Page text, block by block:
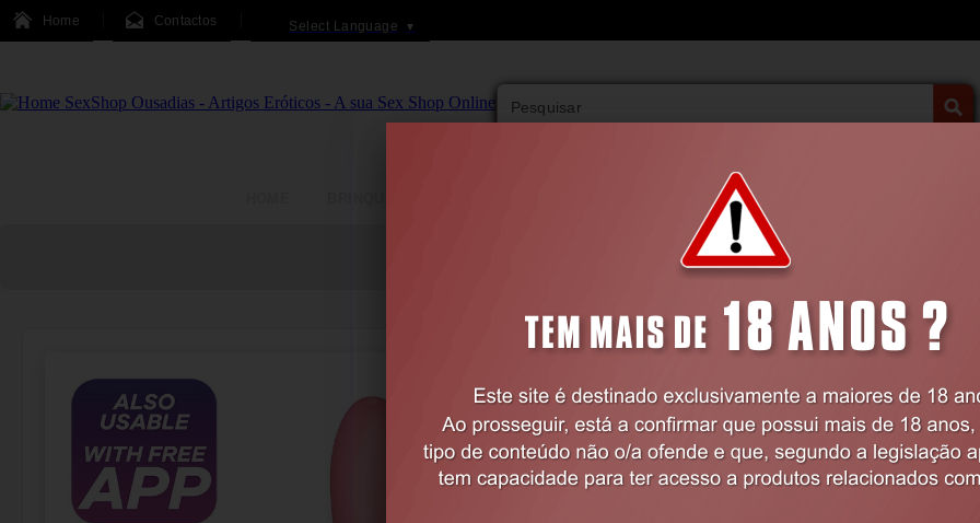
Home Contactos Select Language ▼
LINGERIE
VIBRADORES
VIBRADOR HUG ME COM APP
Código:EX21573